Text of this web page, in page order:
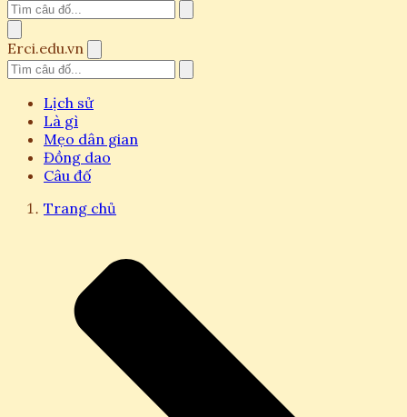
Erci.edu.vn
Lịch sử
Là gì
Mẹo dân gian
Đồng dao
Câu đố
Trang chủ